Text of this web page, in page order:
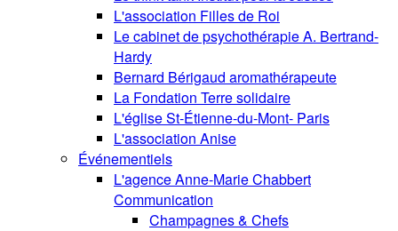
L'association Filles de Roi
Le cabinet de psychothérapie A. Bertrand-
Hardy
Bernard Bérigaud aromathérapeute
La Fondation Terre solidaire
L'église St-Étienne-du-Mont- Paris
L'association Anise
Événementiels
L'agence Anne-Marie Chabbert
Communication
Champagnes & Chefs